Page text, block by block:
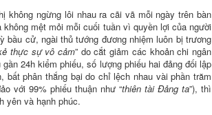
ngừng lôi nhau ra cãi vã mỗi ngày trên bàn
mệt mỏi mỗi cuối tuần vì quyền lợi của người
bầu cử, ngài thủ tướng đương nhiệm luôn bị trương
thực sự vô cảm” do cắt giảm các khoản chi ngân
24h kiểm phiếu, số lượng phiếu hai đảng đối lập
phân thắng bại do chỉ lệch nhau vài phần trăm
với 99% phiếu thuận như “thiên tài Đảng ta”), thì
yên và hạnh phúc.